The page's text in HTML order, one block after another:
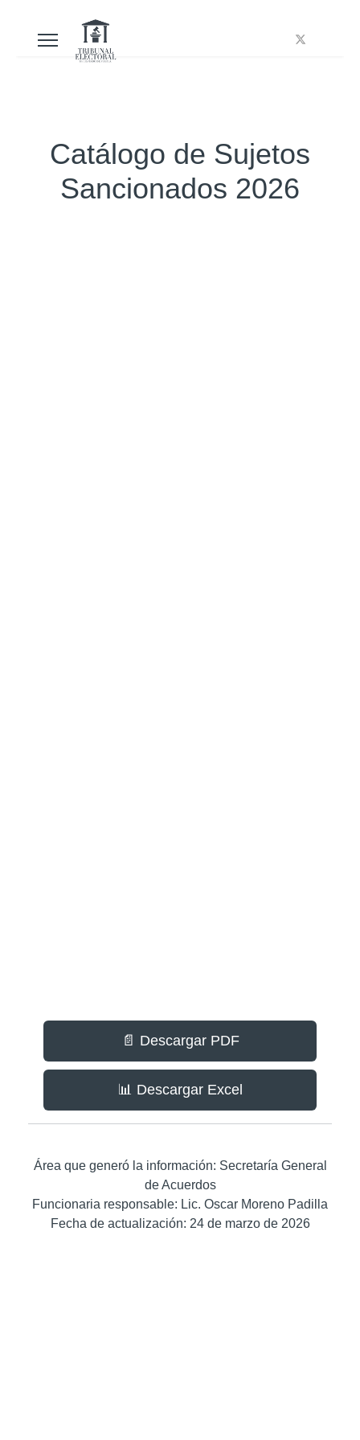
Catálogo de Sujetos
Sancionados 2026
📄 Descargar PDF
📊 Descargar Excel
Área que generó la información: Secretaría General
de Acuerdos
Funcionaria responsable: Lic. Oscar Moreno Padilla
Fecha de actualización: 24 de marzo de 2026